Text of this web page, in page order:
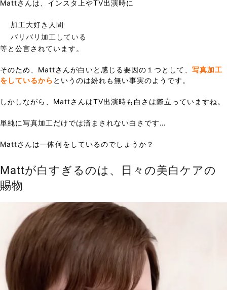
Mattさんは、インスタ上やTV出演時に
加工大好き人間
バリバリ加工している
等と公言されています。
そのため、Mattさんが白いと感じる要因の１つとして、 写真加工
をしているから というのは紛れも無い事実のようです。
しかしながら、MattさんはTV出演時も白さは際立っていますね。
単純に写真加工だけでは済まされない白さです…
Mattさんは一体何をしているのでしょうか？
Mattが白すぎるのは、日々の美白ケアの
賜物